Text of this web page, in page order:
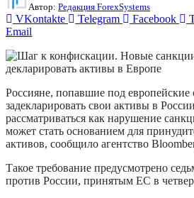
Автор: Редакция ForexSystems
VKontakte Telegram Facebook
Email
Россияне, попавшие под
задекларировать свои активы в
рассматриваться как нарушение
может стать основанием для
активов, сообщило агентство
Такое требование предусмотрено
против России, принятым ЕС в